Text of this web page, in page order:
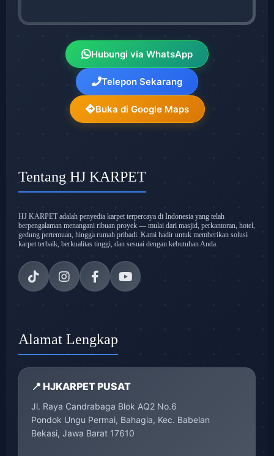
Hubungi via WhatsApp
Telepon Sekarang
Buka di Google Maps
Tentang HJ KARPET
HJ KARPET adalah penyedia karpet terpercaya di Indonesia yang telah
berpengalaman menangani ribuan proyek — mulai dari masjid, perkantoran, hotel,
gedung pertemuan, hingga rumah pribadi. Kami hadir untuk memberikan solusi
karpet terbaik, berkualitas tinggi, dan sesuai dengan kebutuhan Anda.
Alamat Lengkap
📍 HJKARPET PUSAT
Jl. Raya Candrabaga Blok AQ2 No.6
Pondok Ungu Permai, Bahagia, Kec. Babelan
Bekasi, Jawa Barat 17610